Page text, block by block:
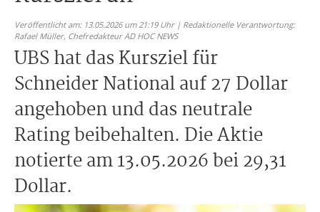
Veröffentlicht am: 13.05.2026 um 21:19 Uhr | Redaktionelle Verantwortung:
Rafael Müller, Chefredakteur AD HOC NEWS
UBS hat das Kursziel für
Schneider National auf 27 Dollar
angehoben und das neutrale
Rating beibehalten. Die Aktie
notierte am 13.05.2026 bei 29,31
Dollar.